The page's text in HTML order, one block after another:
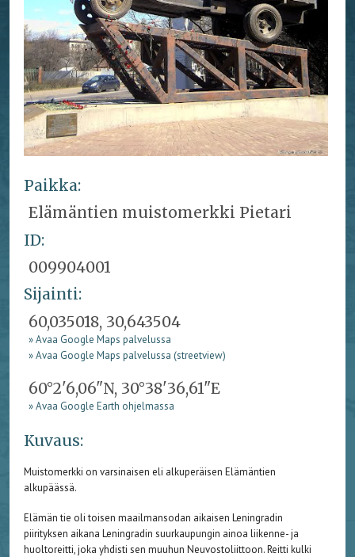
Paikka:
Elämäntien muistomerkki Pietari
ID:
009904001
Sijainti:
60,035018, 30,643504
» Avaa Google Maps palvelussa
» Avaa Google Maps palvelussa (streetview)
60°2'6,06"N, 30°38'36,61"E
» Avaa Google Earth ohjelmassa
Kuvaus:
Muistomerkki on varsinaisen eli alkuperäisen Elämäntien
alkupäässä.
Elämän tie oli toisen maailmansodan aikaisen Leningradin
piirityksen aikana Leningradin suurkaupungin ainoa liikenne- ja
huoltoreitti, joka yhdisti sen muuhun Neuvostoliittoon. Reitti kulki